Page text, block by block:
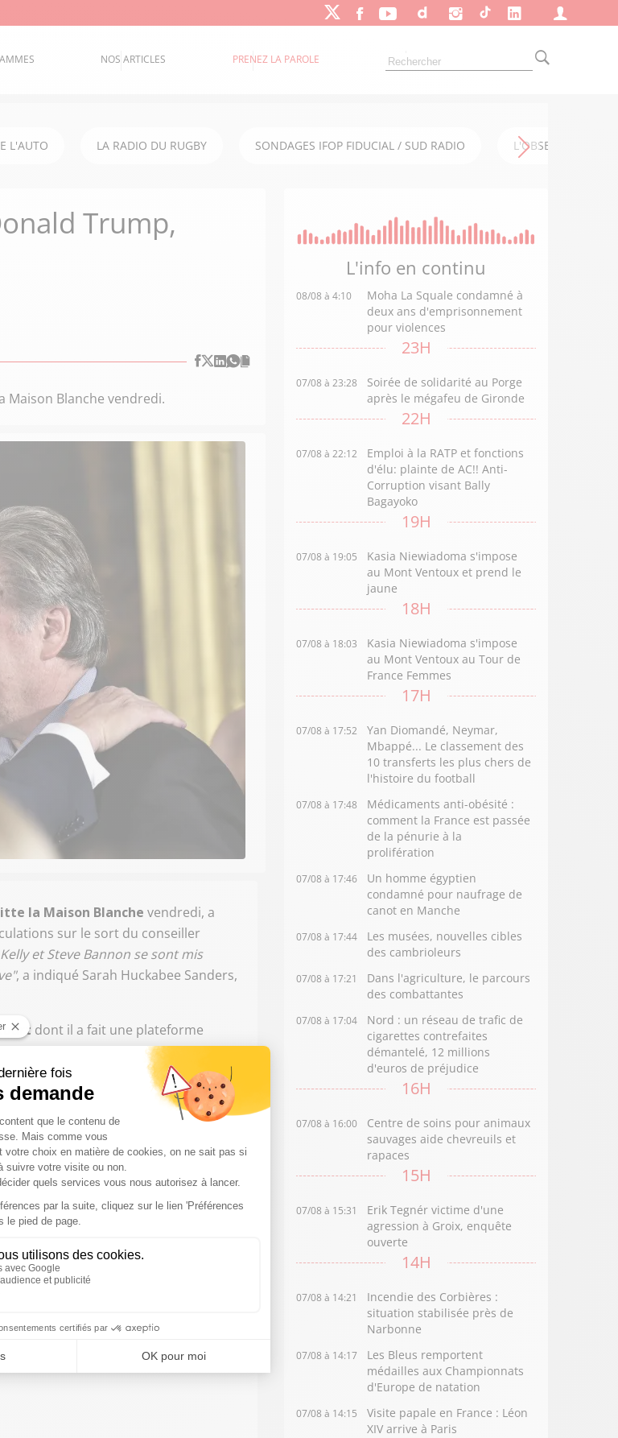
NOS ARTICLES PRENEZ LA PAROLE
L'AUTO LA RADIO DU RUGBY SONDAGES IFOP FIDUCIAL / SUD RADIO L'OBSERVATOIRE
Trump,
Maison Blanche vendredi.
la Maison Blanche vendredi, a
sur le sort du conseiller
et Steve Bannon se sont mis
, a indiqué Sarah Huckabee Sanders,
dont il a fait une plateforme
l'ire du président en
ses adversaires au sein de la Maison
atypique de Donald Trump
au nouveau secrétaire général de la
, général à la retraite des Marines, avait
Maison Blanche qui donnait une
au service de l'une des mouvances
right, vient
sur les violences de Charlottesville. le
blancs et les néo-nazis qui avaient
controverse en estimant que leurs
L'info en continu
08/08 à 4:10
Moha La Squale condamné à
deux ans d'emprisonnement
pour violences
23H
07/08 à 23:28
Soirée de solidarité au Porge
après le mégafeu de Gironde
22H
07/08 à 22:12
Emploi à la RATP et fonctions
d'élu: plainte de AC!! Anti-
Corruption visant Bally
Bagayoko
19H
07/08 à 19:05
Kasia Niewiadoma s'impose
au Mont Ventoux et prend le
jaune
18H
07/08 à 18:03
Kasia Niewiadoma s'impose
au Mont Ventoux au Tour de
France Femmes
17H
07/08 à 17:52
Yan Diomandé, Neymar,
Mbappé... Le classement des
10 transferts les plus chers de
l'histoire du football
07/08 à 17:48
Médicaments anti-obésité :
comment la France est passée
de la pénurie à la
prolifération
07/08 à 17:46
Un homme égyptien
condamné pour naufrage de
canot en Manche
07/08 à 17:44
Les musées, nouvelles cibles
des cambrioleurs
07/08 à 17:21
Dans l'agriculture, le parcours
des combattantes
07/08 à 17:04
Nord : un réseau de trafic de
cigarettes contrefaites
démantelé, 12 millions
d'euros de préjudice
16H
07/08 à 16:00
Centre de soins pour animaux
sauvages aide chevreuils et
rapaces
15H
07/08 à 15:31
Erik Tegnér victime d'une
agression à Groix, enquête
ouverte
14H
07/08 à 14:21
Incendie des Corbières :
situation stabilisée près de
Narbonne
07/08 à 14:17
Les Bleus remportent
médailles aux Championnats
d'Europe de natation
07/08 à 14:15
Visite papale en France : Léon
XIV arrive à Paris